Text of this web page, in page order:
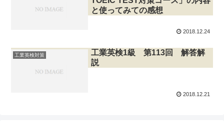
と使ってみての感想
2018.12.24
工業英検対策
工業英検1級 第113回 解答解
説
2018.12.21